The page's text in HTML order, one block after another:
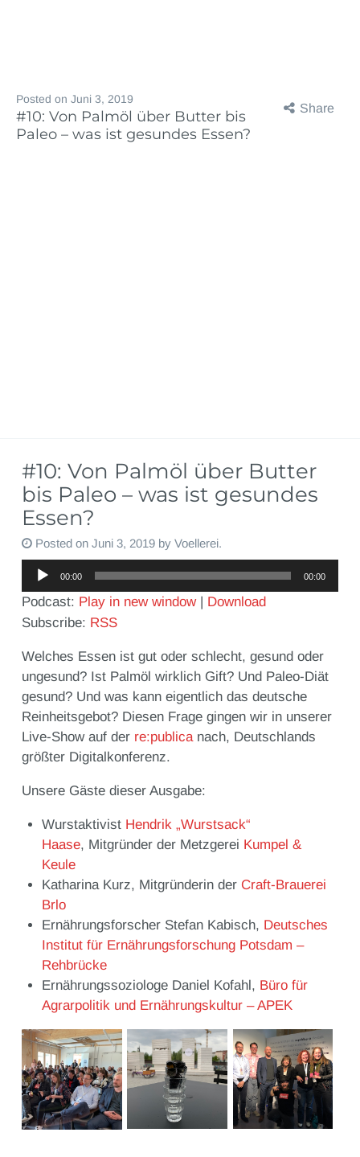
Share
Posted on Juni 3, 2019
#10: Von Palmöl über Butter bis
Paleo – was ist gesundes Essen?
#10: Von Palmöl über Butter
bis Paleo – was ist gesundes
Essen?
Posted on Juni 3, 2019by Voellerei.
Audio-
Player
00:00 00:00
Podcast: Play in new window| Download
Subscribe: RSS
Welches Essen ist gut oder schlecht, gesund oder
ungesund? Ist Palmöl wirklich Gift? Und Paleo-Diät
gesund? Und was kann eigentlich das deutsche
Reinheitsgebot? Diesen Frage gingen wir in unserer
Live-Show auf der re:publicanach, Deutschlands
größter Digitalkonferenz.
Unsere Gäste dieser Ausgabe:
Wurstaktivist Hendrik „Wurstsack“
Haase, Mitgründer der Metzgerei Kumpel &
Keule
Katharina Kurz, Mitgründerin der Craft-Brauerei
Brlo
Ernährungsforscher Stefan Kabisch, Deutsches
Institut für Ernährungsforschung Potsdam –
Rehbrücke
Ernährungssoziologe Daniel Kofahl, Büro für
Agrarpolitik und Ernährungskultur – APEK